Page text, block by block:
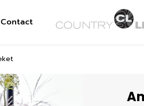
Contact